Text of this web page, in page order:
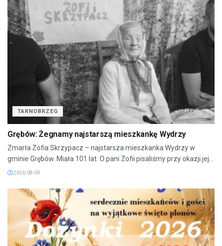
TARNOBRZEG
Grębów: Żegnamy najstarszą mieszkankę Wydrzy
Zmarła Zofia Skrzypacz – najstarsza mieszkanka Wydrzy w
gminie Grębów. Miała 101 lat. O pani Zofii pisaliśmy przy okazji jej...
2026-08-09